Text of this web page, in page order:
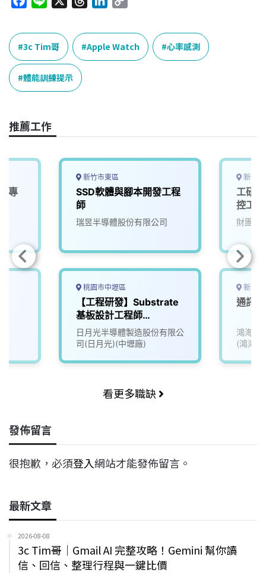
c
e
b
o
o
n
e
r
e
a
n
k
e
p
y
L
3c Tim哥 Apple Watch 心率感測
體能訓練提示
推薦工作
專
新竹市東區
SSD軟體與腳本開發工程
師
瑞昱半導體股份有限公司
桃園市中壢區
【工程研發】Substrate
基板設計工程師
(Cadence)
日月光半導體製造股份有限公
司(日月光)(中壢廠)
新竹
工研
控工
財團法
新北
通訊
鴻海精
(鴻海)
看更多職缺
發佈留言
很抱歉，必須登入網站才能發佈留言。
最新文章
2026-08-08
3c Tim哥｜Gmail AI 完整攻略！Gemini 幫你讀
信、回信、整理行程與一鍵比價